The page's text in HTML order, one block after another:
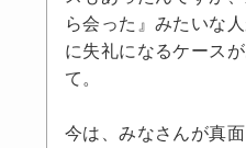
ら会った』みたいな
に失礼になるケース
て。
今は、みなさんが真